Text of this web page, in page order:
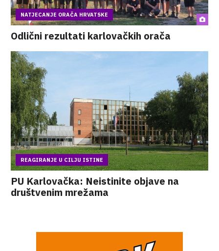
NATJECANJE ORAČA HRVATSKE
Odlični rezultati karlovačkih orača
REAGIRANJE U CILJU ISTINE
PU Karlovačka: Neistinite objave na
društvenim mrežama